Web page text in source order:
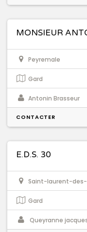
MONSIEUR
Peyremale
Gard
Antonin Brasseur
CONTACTER
E.D.S. 30
Saint-laurent-des-
Gard
Queyranne